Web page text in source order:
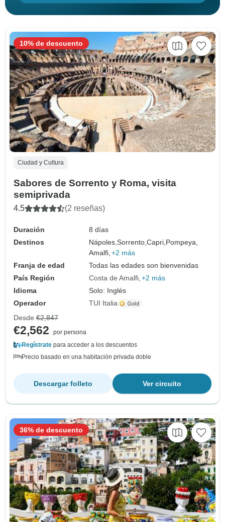
Ciudad y Cultura
Sabores de Sorrento y Roma, visita
semiprivada
4.5 (2 reseñas)
Duración
8 días
Destinos
Nápoles,Sorrento,Capri,Pompeya,
Amalfi, +2 más
Franja de edad
Todas las edades son bienvenidas
País Región
Costa de Amalfi +2 más
Idioma
Solo: Inglés
Operador
TUI Italia
10% de descuento
Desde €2,847
€2,562
por persona
Regístrate para acceder a los descuentos
Precio basado en una habitación privada doble
Ver circuito
Descargar folleto
36% de descuento